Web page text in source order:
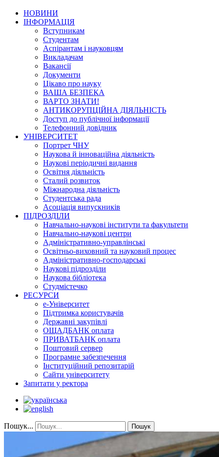
НОВИНИ
ІНФОРМАЦІЯ
Вступникам
Студентам
Аспірантам і науковцям
Викладачам
Вакансії
Документи
Цікаво про науку
ВАША БЕЗПЕКА
ВАРТО ЗНАТИ!
АНТИКОРУПЦІЙНА ДІЯЛЬНІСТЬ
Доступ до публічної інформації
Телефонний довідник
УНІВЕРСИТЕТ
Портрет ЧНУ
Наукова й інноваційна діяльність
Наукові періодичні видання
Освітня діяльність
Сталий розвиток
Міжнародна діяльність
Студентська рада
Асоціація випускників
ПІДРОЗДІЛИ
Навчально-наукові інститути та факультети
Навчально-наукові центри
Адміністративно-управлінські
Освітньо-виховний та науковий процес
Адміністративно-господарські
Наукові підрозділи
Наукова бібліотека
Студмістечко
РЕСУРСИ
е-Університет
Підтримка користувачів
Державні закупівлі
ОЩАДБАНК оплата
ПРИВАТБАНК оплата
Поштовий сервер
Програмне забезпечення
Інституційний репозитарій
Сайти університету
Запитати у ректора
Пошук... Пошук